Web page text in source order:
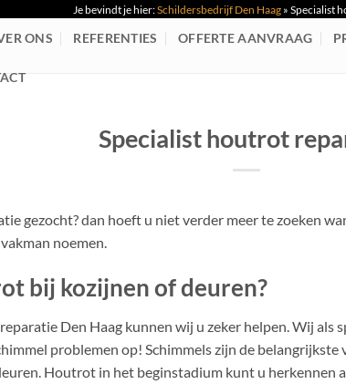
Je bevindt je hier:Schildersbedrijf Den Haag » Specialist
ONS REFERENTIES OFFERTE AANVRAAG
Specialist houtrot
gezocht? dan hoeft u niet verder meer te zoeken
noemen.
bij kozijnen of deuren?
Den Haag kunnen wij u zeker helpen. Wij als
problemen op! Schimmels zijn de belangrijkste
Houtrot in het beginstadium kunt u herkennen